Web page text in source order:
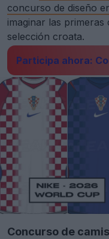
concurso de diseño
imaginar las primeras
selección croata.
Participa ahora:
Concurso de